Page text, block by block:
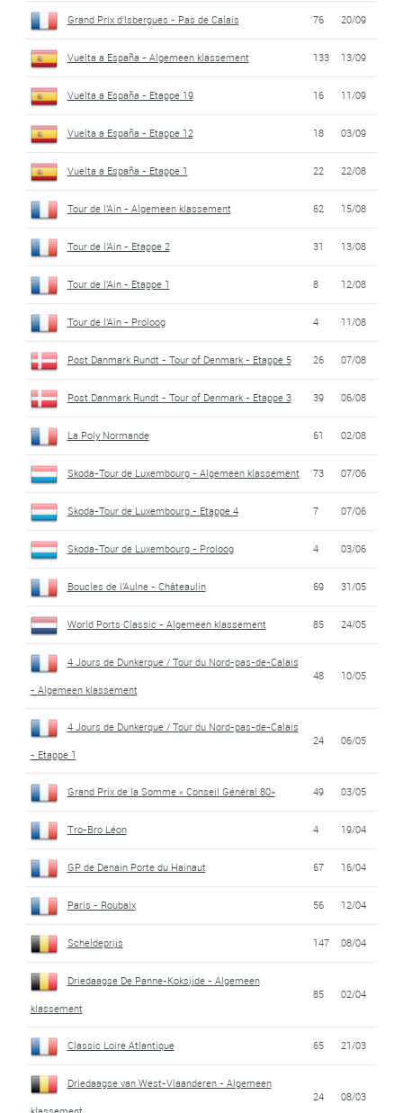
Grand Prix d'Isbergues - Pas de Calais 76 20/09
Vuelta a España - Algemeen klassement 133 13/09
Vuelta a España - Etappe 19 16 11/09
Vuelta a España - Etappe 12 18 03/09
Vuelta a España - Etappe 1 22 22/08
Tour de l'Ain - Algemeen klassement 62 15/08
Tour de l'Ain - Etappe 2 31 13/08
Tour de l'Ain - Etappe 1 8 12/08
Tour de l'Ain - Proloog 4 11/08
Post Danmark Rundt - Tour of Denmark - Etappe 5 26 07/08
Post Danmark Rundt - Tour of Denmark - Etappe 3 39 06/08
La Poly Normande 61 02/08
Skoda-Tour de Luxembourg - Algemeen klassement 73 07/06
Skoda-Tour de Luxembourg - Etappe 4 7 07/06
Skoda-Tour de Luxembourg - Proloog 4 03/06
Boucles de l'Aulne - Châteaulin 69 31/05
World Ports Classic - Algemeen klassement 85 24/05
4 Jours de Dunkerque / Tour du Nord-pas-de-Calais
- Algemeen klassement
48 10/05
4 Jours de Dunkerque / Tour du Nord-pas-de-Calais
- Etappe 1
24 06/05
Grand Prix de la Somme « Conseil Général 80» 49 03/05
Tro-Bro Léon 4 19/04
GP de Denain Porte du Hainaut 67 16/04
Paris - Roubaix 56 12/04
Scheldeprijs 147 08/04
Driedaagse De Panne-Koksijde - Algemeen
klassement
85 02/04
Classic Loire Atlantique 65 21/03
Driedaagse van West-Vlaanderen - Algemeen
24 08/03